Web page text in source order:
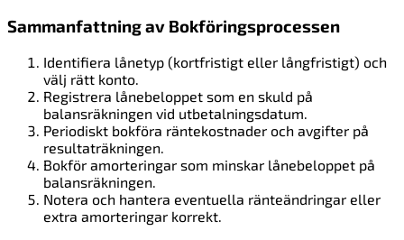
Sammanfattning av Bokföringsprocessen
Identifiera lånetyp (kortfristigt eller långfristigt) och
välj rätt konto.
Registrera lånebeloppet som en skuld på
balansräkningen vid utbetalningsdatum.
Periodiskt bokföra räntekostnader och avgifter på
resultaträkningen.
Bokför amorteringar som minskar lånebeloppet på
balansräkningen.
Notera och hantera eventuella ränteändringar eller
extra amorteringar korrekt.